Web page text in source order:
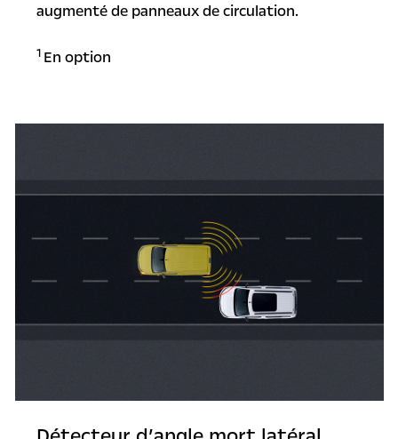
augmenté de panneaux de circulation.
1 En option